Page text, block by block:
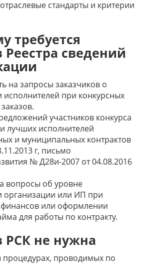
стандарты и критерии
требуется
сведений
на запросы заказчиков о
исполнителей при конкурсных
участников конкурса
лучших исполнителей
и муниципальных контрактов
г, письмо
№ Д28и-2007 от 04.08.2016
вопросы об уровне
организации или ИП при
или оформлении
для работы по контракту.
РСК не нужна
процедурах, проводимых по